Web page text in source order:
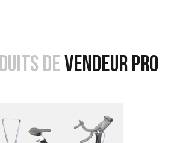
DE VENDEUR PRO